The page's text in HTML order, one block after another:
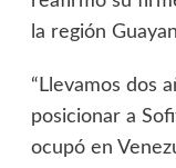
la región
“Llevamos dos
posicionar a
ocupó en